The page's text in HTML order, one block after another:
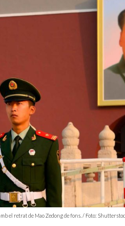
el retrat de Mao Zedong de fons. / Foto: